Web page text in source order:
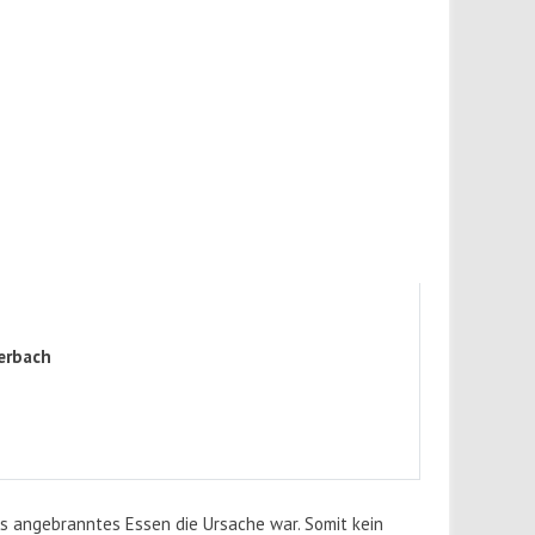
Essen die Ursache war. Somit kein